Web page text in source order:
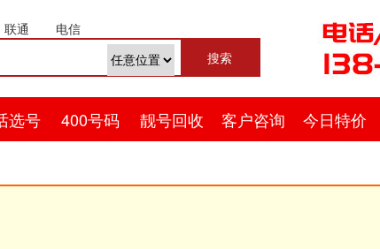
联通 电信
选号 400号码 靓号回收 客户咨询 今日特价